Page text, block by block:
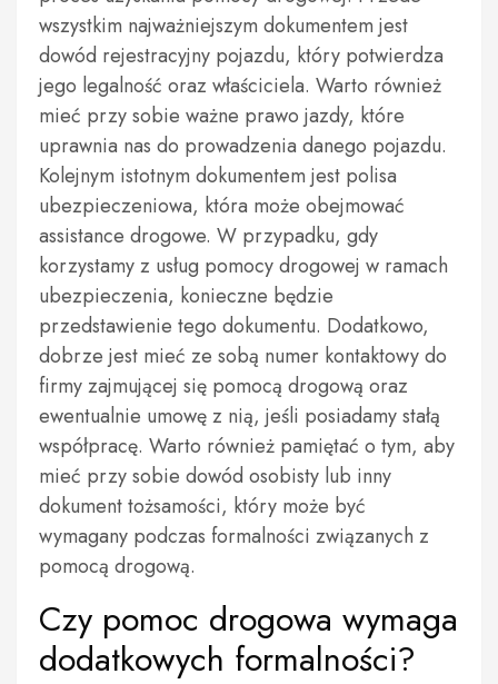
wszystkim najważniejszym dokumentem jest
dowód rejestracyjny pojazdu, który potwierdza
jego legalność oraz właściciela. Warto również
mieć przy sobie ważne prawo jazdy, które
uprawnia nas do prowadzenia danego pojazdu.
Kolejnym istotnym dokumentem jest polisa
ubezpieczeniowa, która może obejmować
assistance drogowe. W przypadku, gdy
korzystamy z usług pomocy drogowej w ramach
ubezpieczenia, konieczne będzie
przedstawienie tego dokumentu. Dodatkowo,
dobrze jest mieć ze sobą numer kontaktowy do
firmy zajmującej się pomocą drogową oraz
ewentualnie umowę z nią, jeśli posiadamy stałą
współpracę. Warto również pamiętać o tym, aby
mieć przy sobie dowód osobisty lub inny
dokument tożsamości, który może być
wymagany podczas formalności związanych z
pomocą drogową.
Czy pomoc drogowa wymaga
dodatkowych formalności?